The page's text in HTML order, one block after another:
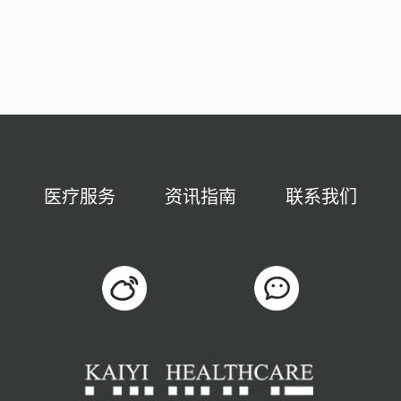
医疗服务 资讯指南 联系我们